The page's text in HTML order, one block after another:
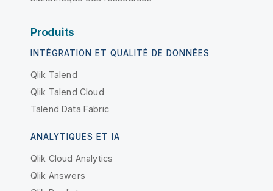
Produits
INTÉGRATION ET QUALITÉ DE DONNÉES
Qlik Talend
Qlik Talend Cloud
Talend Data Fabric
ANALYTIQUES ET IA
Qlik Cloud Analytics
Qlik Answers